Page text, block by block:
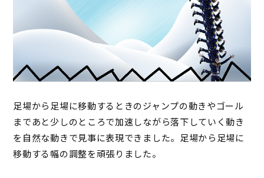
足場から足場に移動するときのジャンプの動きやゴール
まであと少しのところで加速しながら落下していく動き
を自然な動きで見事に表現できました。足場から足場に
移動する幅の調整を頑張りました。